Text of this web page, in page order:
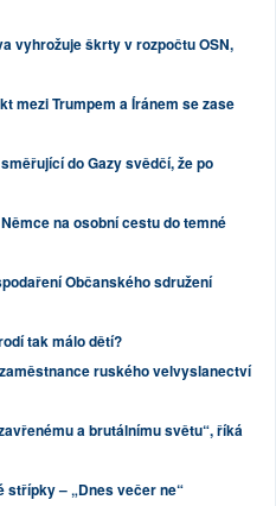
vyhrožuje škrty v rozpočtu OSN,
mezi Trumpem a Íránem se zase
do Gazy svědčí, že po
na osobní cestu do temné
Občanského sdružení
tak málo dětí?
ruského velvyslanectví
a brutálnímu světu“, říká
střípky – „Dnes večer ne“